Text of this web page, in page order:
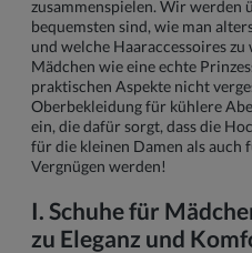
zusammenspielen. Wir werden
bequemsten sind, wie man
und welche Haaraccessoires
Mädchen wie eine echte
praktischen Aspekte nicht
Oberbekleidung für kühlere
ein, die dafür sorgt, dass die
für die kleinen Damen als auch
Vergnügen werden!
I. Schuhe für
zu Eleganz und